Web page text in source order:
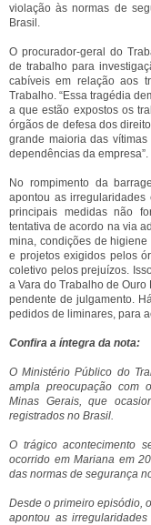
violação às normas de
Brasil.
O procurador-geral do
de trabalho para
cabíveis em relação aos
Trabalho. “Essa tragédia
a que estão expostos os
órgãos de defesa dos
grande maioria das
dependências da empresa”.
No rompimento da
apontou as
principais medidas não
tentativa de acordo na via
mina, condições de
e projetos exigidos pelos
coletivo pelos prejuízos.
a Vara do Trabalho de
pendente de julgamento.
pedidos de liminares, para
Confira a íntegra da nota:
O Ministério Público do
ampla preocupação com
Minas Gerais, que
registrados no Brasil.
O trágico acontecimento
ocorrido em Mariana em
das normas de segurança
Desde o primeiro episódio,
apontou as